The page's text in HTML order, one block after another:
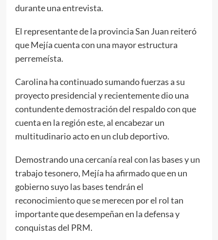
durante una entrevista.
El representante de la provincia San Juan reiteró
que Mejía cuenta con una mayor estructura
perremeísta.
Carolina ha continuado sumando fuerzas a su
proyecto presidencial y recientemente dio una
contundente demostración del respaldo con que
cuenta en la región este, al encabezar un
multitudinario acto en un club deportivo.
Demostrando una cercanía real con las bases y un
trabajo tesonero, Mejía ha afirmado que en un
gobierno suyo las bases tendrán el
reconocimiento que se merecen por el rol tan
importante que desempeñan en la defensa y
conquistas del PRM.